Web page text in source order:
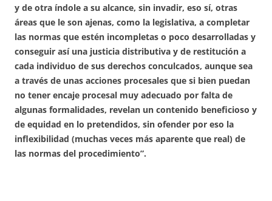
y de otra índole a su alcance, sin invadir, eso sí, otras
áreas que le son ajenas, como la legislativa, a completar
las normas que estén incompletas o poco desarrolladas y
conseguir así una justicia distributiva y de restitución a
cada individuo de sus derechos conculcados, aunque sea
a través de unas acciones procesales que si bien puedan
no tener encaje procesal muy adecuado por falta de
algunas formalidades, revelan un contenido beneficioso y
de equidad en lo pretendidos, sin ofender por eso la
inflexibilidad (muchas veces más aparente que real) de
las normas del procedimiento”.